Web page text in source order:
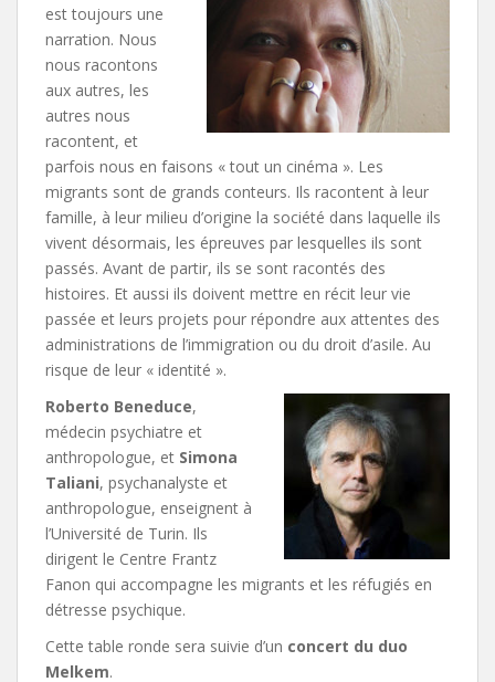
est toujours une
narration. Nous
nous racontons
aux autres, les
autres nous
racontent, et
parfois nous en faisons « tout un cinéma ». Les
migrants sont de grands conteurs. Ils racontent à leur
famille, à leur milieu d’origine la société dans laquelle ils
vivent désormais, les épreuves par lesquelles ils sont
passés. Avant de partir, ils se sont racontés des
histoires. Et aussi ils doivent mettre en récit leur vie
passée et leurs projets pour répondre aux attentes des
administrations de l’immigration ou du droit d’asile. Au
risque de leur « identité ».
Roberto Beneduce,
médecin psychiatre et
anthropologue, et Simona
Taliani, psychanalyste et
anthropologue, enseignent à
l’Université de Turin. Ils
dirigent le Centre Frantz
Fanon qui accompagne les migrants et les réfugiés en
détresse psychique.
Cette table ronde sera suivie d’un concert du duo
Melkem.